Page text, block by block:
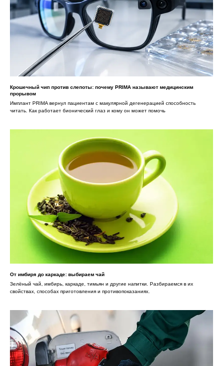
Крошечный чип против слепоты: почему PRIMA называют медицинским
прорывом
Имплант PRIMA вернул пациентам с макулярной дегенерацией способность
читать. Как работает бионический глаз и кому он может помочь
От имбиря до каркаде: выбираем чай
Зелёный чай, имбирь, каркаде, тимьян и другие напитки. Разбираемся в их
свойствах, способах приготовления и противопоказаниях.